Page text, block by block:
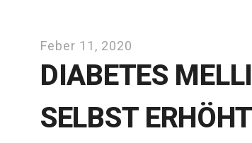
Feber 11, 2020
DIABETES
SELBST